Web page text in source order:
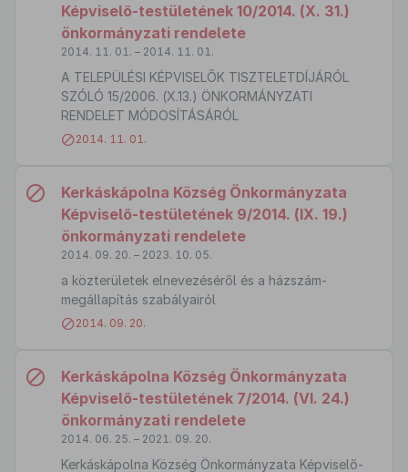
Képviselő-testületének 10/2014. (X. 31.)
önkormányzati rendelete
2014. 11. 01. – 2014. 11. 01.
A TELEPÜLÉSI KÉPVISELŐK TISZTELETDÍJÁRÓL
SZÓLÓ 15/2006. (X.13.) ÖNKORMÁNYZATI
RENDELET MÓDOSÍTÁSÁRÓL
2014. 11. 01.
Kerkáskápolna Község Önkormányzata
Képviselő-testületének 9/2014. (IX. 19.)
önkormányzati rendelete
2014. 09. 20. – 2023. 10. 05.
a közterületek elnevezéséről és a házszám-
megállapítás szabályairól
2014. 09. 20.
Kerkáskápolna Község Önkormányzata
Képviselő-testületének 7/2014. (VI. 24.)
önkormányzati rendelete
2014. 06. 25. – 2021. 09. 20.
Kerkáskápolna Község Önkormányzata Képviselő-